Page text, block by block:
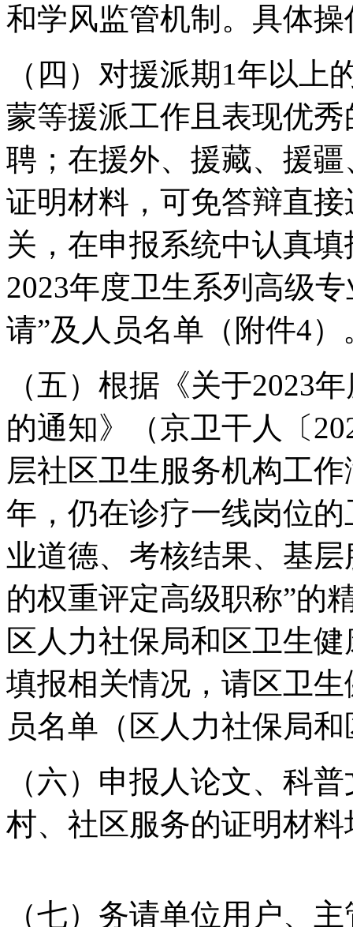
和学风监管机制。具体
（四）对援派期1年以
蒙等援派工作且表现优
聘；在援外、援藏、援
证明材料，可免答辩直
关，在申报系统中认真
2023年度卫生系列高级
请”及人员名单（附件
（五）根据《关于2023
的通知》（京卫干人〔
层社区卫生服务机构工
年，仍在诊疗一线岗位
业道德、考核结果、基
的权重评定高级职称”的
区人力社保局和区卫生
填报相关情况，请区卫
员名单（区人力社保局
（六）申报人论文、科
村、社区服务的证明材
（七）务请单位用户、